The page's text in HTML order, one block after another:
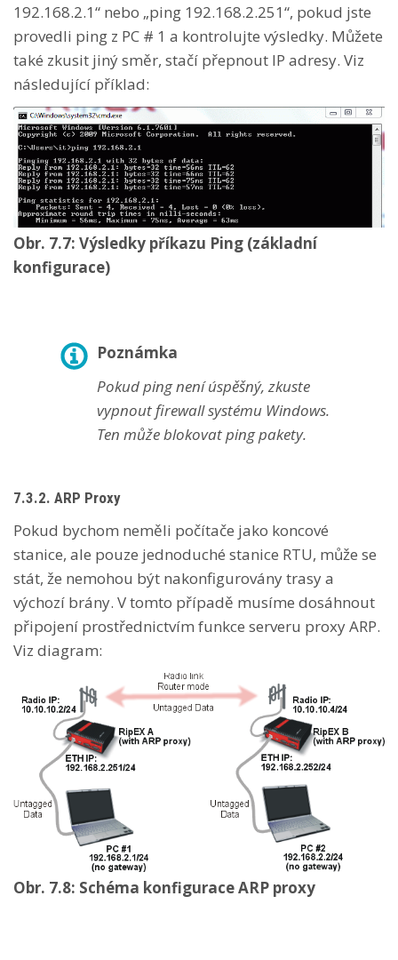
192.168.2.1“ nebo „ping 192.168.2.251“, pokud jste
provedli ping z PC # 1 a kontrolujte výsledky. Můžete
také zkusit jiný směr, stačí přepnout IP adresy. Viz
následující příklad:
Obr. 7.7: Výsledky příkazu Ping (základní
konfigurace)
Poznámka
Pokud ping není úspěšný, zkuste
vypnout firewall systému Windows.
Ten může blokovat ping pakety.
7.3.2. ARP Proxy
Pokud bychom neměli počítače jako koncové
stanice, ale pouze jednoduché stanice RTU, může se
stát, že nemohou být nakonfigurovány trasy a
výchozí brány. V tomto případě musíme dosáhnout
připojení prostřednictvím funkce serveru proxy ARP.
Viz diagram:
Obr. 7.8: Schéma konfigurace ARP proxy